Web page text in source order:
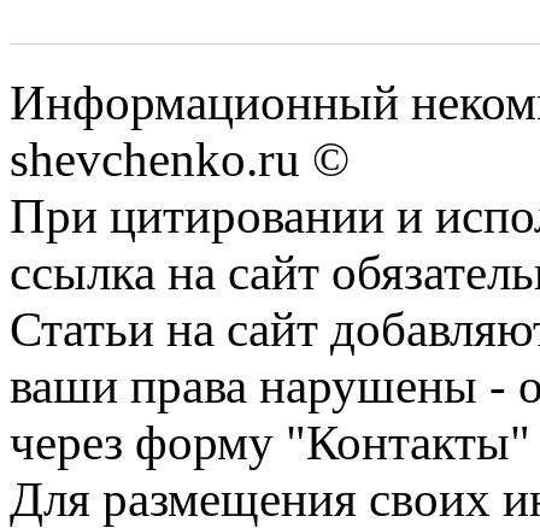
Информационный
shevchenko.ru ©
При цитировании и
ссылка на сайт
Статьи на сайт
ваши права нарушены -
через форму "Контакты"
Для размещения своих